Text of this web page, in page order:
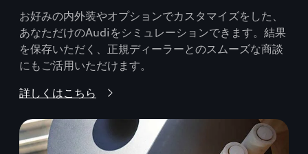
お好みの内外装やオプションでカスタマイズをした、
あなただけのAudiをシミュレーションできます。結果
を保存いただく、正規ディーラーとのスムーズな商談
にもご活用いただけます。
詳しくはこちら